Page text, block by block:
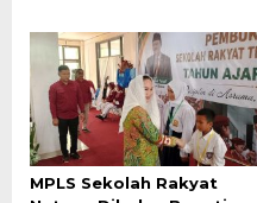
MPLS Sekolah Rakyat